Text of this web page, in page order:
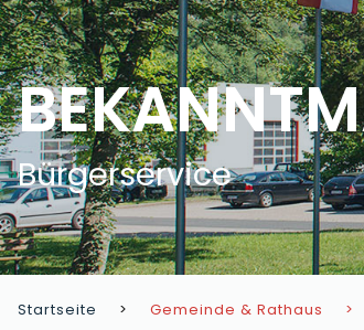
Bürgerservice
Startseite Gemeinde & Rathaus